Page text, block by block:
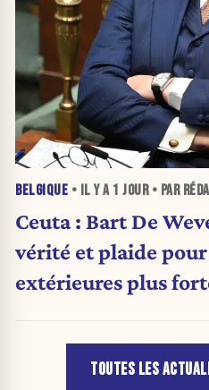
BELGIQUE • IL Y A 1 JOUR• PAR
Ceuta : Bart De
vérité et plaide
extérieures plus
TOUTES LES